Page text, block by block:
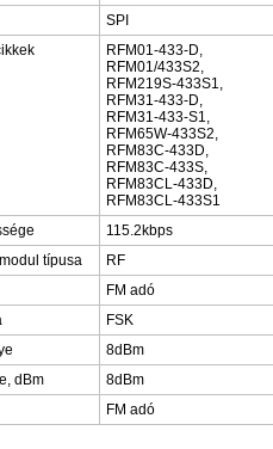
SPI
RFM01-433-D,
RFM01/433S2,
RFM219S-433S1,
RFM31-433-D,
RFM31-433-S1,
RFM65W-433S2,
RFM83C-433D,
RFM83C-433S,
RFM83CL-433D,
RFM83CL-433S1
115.2kbps
típusa
RF
FM adó
FSK
8dBm
dBm
8dBm
FM adó